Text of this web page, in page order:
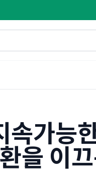
가능
을 이